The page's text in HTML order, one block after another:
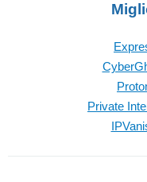
Private